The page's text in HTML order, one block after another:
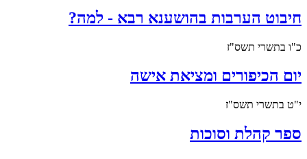
חיבוט הערבות בהושענא רבא - למה?
כ"ו בתשרי תשס"ז
יום הכיפורים ומציאת אישה
י"ט בתשרי תשס"ז
ספר קהלת וסוכות